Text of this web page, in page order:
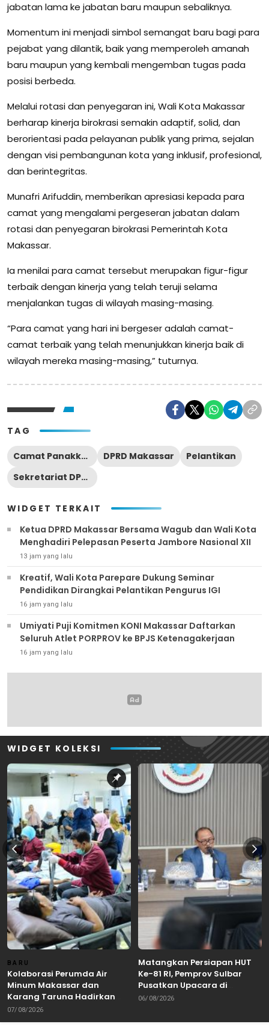
jabatan lama ke jabatan baru maupun sebaliknya.
Momentum ini menjadi simbol semangat baru bagi para
pejabat yang dilantik, baik yang memperoleh amanah
baru maupun yang kembali mengemban tugas pada
posisi berbeda.
Melalui rotasi dan penyegaran ini, Wali Kota Makassar
berharap kinerja birokrasi semakin adaptif, solid, dan
berorientasi pada pelayanan publik yang prima, sejalan
dengan visi pembangunan kota yang inklusif, profesional,
dan berintegritas.
Munafri Arifuddin, memberikan apresiasi kepada para
camat yang mengalami pergeseran jabatan dalam
rotasi dan penyegaran birokrasi Pemerintah Kota
Makassar.
Ia menilai para camat tersebut merupakan figur-figur
terbaik dengan kinerja yang telah teruji selama
menjalankan tugas di wilayah masing-masing.
“Para camat yang hari ini bergeser adalah camat-
camat terbaik yang telah menunjukkan kinerja baik di
wilayah mereka masing-masing,” tuturnya.
TAG
Camat Panakkukang DPRD Makassar
Pelantikan
Sekretariat DPRD
WIDGET TERKAIT
Ketua DPRD Makassar Bersama Wagub dan Wali Kota
Menghadiri Pelepasan Peserta Jambore Nasional XII
13 jam yang lalu
Kreatif, Wali Kota Parepare Dukung Seminar
Pendidikan Dirangkai Pelantikan Pengurus IGI
16 jam yang lalu
Umiyati Puji Komitmen KONI Makassar Daftarkan
Seluruh Atlet PORPROV ke BPJS Ketenagakerjaan
16 jam yang lalu
WIDGET KOLEKSI
BARU
Kolaborasi Perumda Air
Minum Makassar dan
Karang Taruna Hadirkan
Aksi Donor Darah untuk
Kemanusiaan
07/08/2026
Matangkan Persiapan HUT
Ke-81 RI, Pemprov Sulbar
Pusatkan Upacara di
Lapangan Ahmad Kirang
06/08/2026